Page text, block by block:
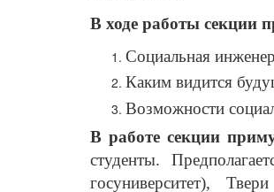
В ходе работы секции
Социальная
Каким видится
Возможности
В работе секции
студенты.
госуниверситет),